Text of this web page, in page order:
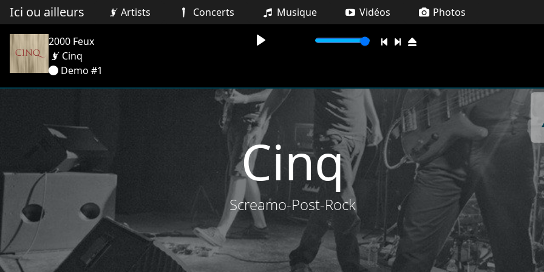
Ici ou ailleurs Artists Concerts Musique Vidéos Photos
2000 Feux
Cinq
Demo #1
Cinq
Screamo-Post-Rock